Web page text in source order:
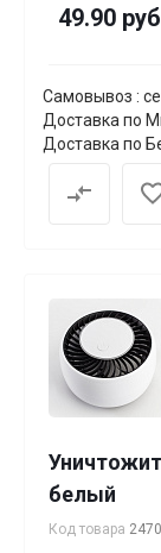
49.90
Самовывоз :
Доставка по
Доставка по
белый
Код товара